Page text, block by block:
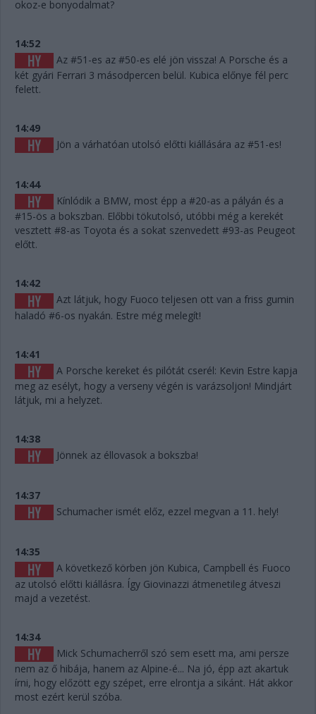
okoz-e bonyodalmat?
14:52
Az #51-es az #50-es elé jön vissza! A Porsche és a
két gyári Ferrari 3 másodpercen belül. Kubica előnye fél perc
felett.
14:49
Jön a várhatóan utolsó előtti kiállására az #51-es!
14:44
Kínlódik a BMW, most épp a #20-as a pályán és a
#15-ös a bokszban. Előbbi tökutolsó, utóbbi még a kerekét
vesztett #8-as Toyota és a sokat szenvedett #93-as Peugeot
előtt.
14:42
Azt látjuk, hogy Fuoco teljesen ott van a friss gumin
haladó #6-os nyakán. Estre még melegít!
14:41
A Porsche kereket és pilótát cserél: Kevin Estre kapja
meg az esélyt, hogy a verseny végén is varázsoljon! Mindjárt
látjuk, mi a helyzet.
14:38
Jönnek az éllovasok a bokszba!
14:37
Schumacher ismét előz, ezzel megvan a 11. hely!
14:35
A következő körben jön Kubica, Campbell és Fuoco
az utolsó előtti kiállásra. Így Giovinazzi átmenetileg átveszi
majd a vezetést.
14:34
Mick Schumacherről szó sem esett ma, ami persze
nem az ő hibája, hanem az Alpine-é... Na jó, épp azt akartuk
írni, hogy előzött egy szépet, erre elrontja a sikánt. Hát akkor
most ezért kerül szóba.